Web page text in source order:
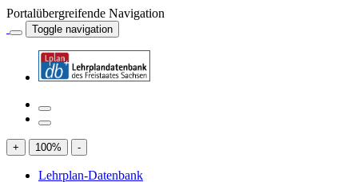
Portalübergreifende Navigation
Toggle navigation
+ 100% -
Lehrplan-Datenbank